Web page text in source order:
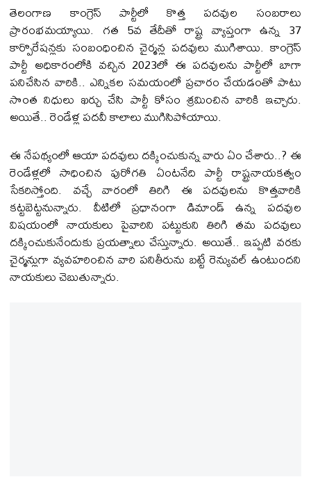
తెలంగాణ కాంగ్రెస్ పార్టీలో కొత్త ప‌ద‌వుల సంబ‌రాలు
ప్రారంభ‌మ‌య్యాయి. గ‌త 5వ తేదీతో రాష్ట్ర వ్యాప్తంగా ఉన్న 37
కార్పొరేష‌న్ల‌కు సంబంధించిన చైర్మ‌న్ల ప‌దవులు ముగిశాయి. కాంగ్రెస్
పార్టీ అధికారంలోకి వ‌చ్చిన 2023లో ఈ ప‌ద‌వులను పార్టీలో బాగా
ప‌నిచేసిన వారికి.. ఎన్నిక‌ల స‌మ‌యంలో ప్ర‌చారం చేయ‌డంతో పాటు
సొంత నిధులు ఖ‌ర్చు చేసి పార్టీ కోసం శ్ర‌మించిన వారికి ఇచ్చారు.
అయితే.. రెండేళ్ల ప‌ద‌వీ కాలాలు ముగిసిపోయాయి.
ఈ నేప‌థ్యంలో ఆయా ప‌ద‌వులు ద‌క్కించుకున్న వారు ఏం చేశారు..? ఈ
రెండేళ్ల‌లో సాధించిన పురోగ‌తి ఏంట‌నేది పార్టీ రాష్ట్ర‌నాయ‌క‌త్వం
సేక‌రిస్తోంది. వ‌చ్చే వారంలో తిరిగి ఈ ప‌ద‌వుల‌ను కొత్త‌వారికి
క‌ట్ట‌బెట్టనున్నారు. వీటిలో ప్ర‌ధానంగా డిమాండ్ ఉన్న ప‌ద‌వుల
విష‌యంలో నాయ‌కులు పైవారిని ప‌ట్టుకుని తిరిగి త‌మ ప‌ద‌వులు
ద‌క్కించుకునేందుకు ప్ర‌య‌త్నాలు చేస్తున్నారు. అయితే.. ఇప్ప‌టి వ‌ర‌కు
చైర్మ‌న్లుగా వ్య‌వ‌హ‌రించిన వారి ప‌నితీరును బ‌ట్టే రెన్యువ‌ల్ ఉంటుంద‌ని
నాయ‌కులు చెబుతున్నారు.